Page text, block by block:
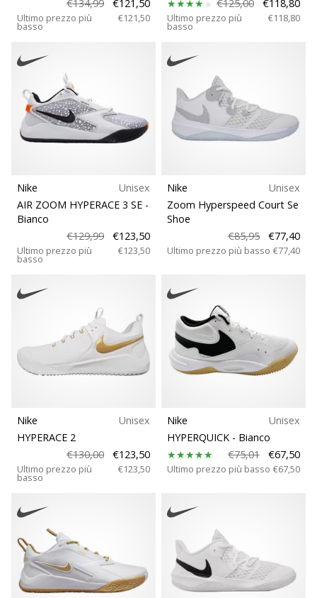
€134,99
€121,50
Ultimo prezzo più
basso
€121,50
€125,00
€118,80
Ultimo prezzo più
basso
€118,80
Nike
Unisex
AIR ZOOM HYPERACE 3 SE -
Bianco
€129,99
€123,50
Ultimo prezzo più
basso
€123,50
Nike
Unisex
Zoom Hyperspeed Court Se
Shoe
€85,95
€77,40
Ultimo prezzo più basso €77,40
Nike
Unisex
HYPERACE 2
€130,00
€123,50
Ultimo prezzo più
basso
€123,50
Nike
Unisex
HYPERQUICK - Bianco
€75,01
€67,50
Ultimo prezzo più basso €67,50